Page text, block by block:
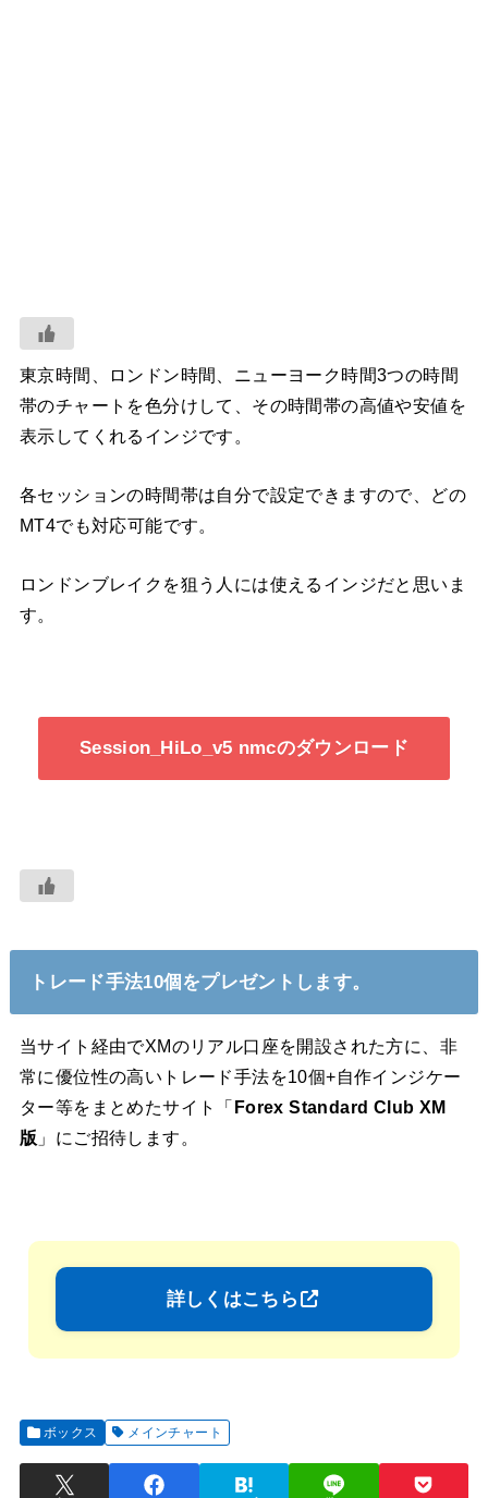
東京時間、ロンドン時間、ニューヨーク時間3つの時間
帯のチャートを色分けして、その時間帯の高値や安値を
表示してくれるインジです。
各セッションの時間帯は自分で設定できますので、どの
MT4でも対応可能です。
ロンドンブレイクを狙う人には使えるインジだと思いま
す。
Session_HiLo_v5 nmcのダウンロード
トレード手法10個をプレゼントします。
当サイト経由でXMのリアル口座を開設された方に、非
常に優位性の高いトレード手法を10個+自作インジケー
ター等をまとめたサイト「 Forex Standard Club XM
版 」にご招待します。
詳しくはこちら
ボックス メインチャート